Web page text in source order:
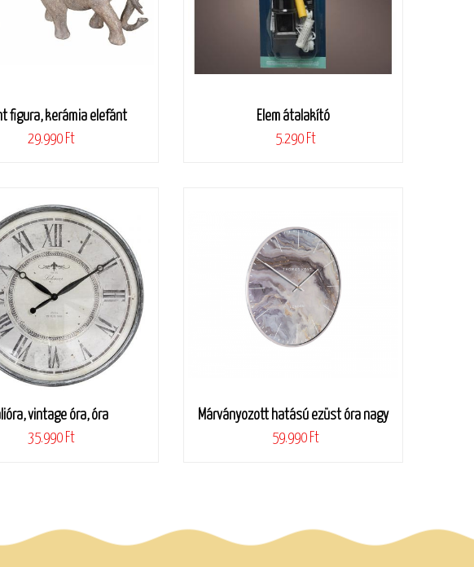
figura, kerámia elefánt
29.990 Ft
Elem átalakító
5.290 Ft
vintage óra, óra
35.990 Ft
Márványozott hatású ezüst óra nagy
59.990 Ft